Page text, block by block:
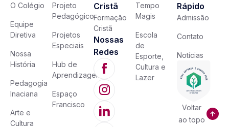
O Colégio
Equipe
Diretiva
Nossa
História
Pedagogia
Inaciana
Arte e
Cultura
Projeto
Pedagógico
Projetos
Especiais
Hub de
Aprendizagem
Espaço
Francisco
Cristã
Formação
Cristã
Nossas
Redes
Tempo
Magis
Escola
de
Esporte,
Cultura e
Lazer
Rápido
Admissão
Contato
Notícias
Voltar
ao topo